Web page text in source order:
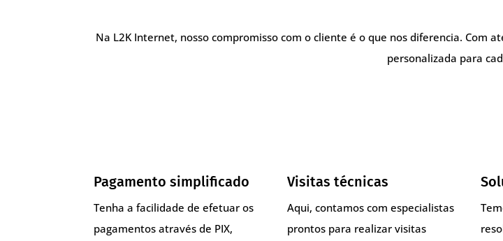
Na L2K Internet, nosso compromisso com o cliente é o que nos diferencia. Com
personalizada para
Pagamento simplificado
Tenha a facilidade de efetuar os
pagamentos através de PIX,
Visitas técnicas
Aqui, contamos com especialistas
prontos para realizar visitas